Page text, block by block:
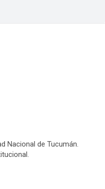
Nacional de Tucumán.